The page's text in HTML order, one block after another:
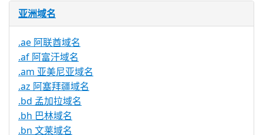
亚洲域名
.ae 阿联酋域名
.af 阿富汗域名
.am 亚美尼亚域名
.az 阿塞拜疆域名
.bd 孟加拉域名
.bh 巴林域名
.bn 文莱域名